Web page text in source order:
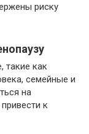
риску
такие как
семейные и
на
к